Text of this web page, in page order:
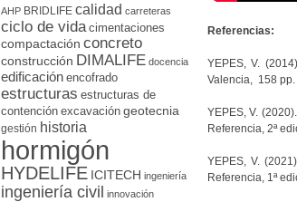
Referencias:
YEPES, V.
Valencia, 158 pp.
YEPES, V.
Referencia, 2ª
YEPES, V.
Referencia, 1ª
AHP BRIDLIFE calidad carreteras
ciclo de vida cimentaciones
compactación concreto
construcción DIMALIFE docencia
edificación encofrado
estructuras estructuras de
contención excavación geotecnia
gestión historia
hormigón
HYDELIFE ICITECH ingeniería
ingeniería civil innovación